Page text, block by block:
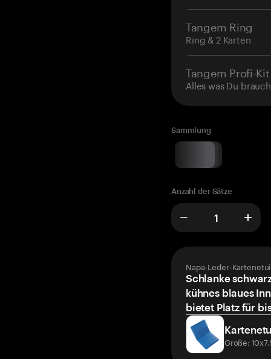
Tangem Ring
Ring & 2 Karten
Tangem Profi-Kit
Alles was Du
Sammlung
Anzahl der Sätze
Napa-Leder-
Schlanke
kühnes blaues
bietet Platz für
Größe: